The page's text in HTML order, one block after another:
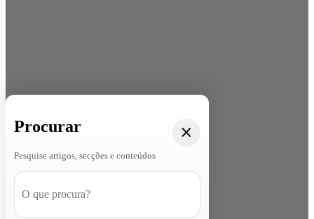
Procurar
Pesquise artigos, secções e conteúdos